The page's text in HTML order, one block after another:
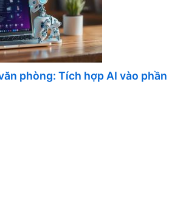
phòng: Tích hợp AI vào phần